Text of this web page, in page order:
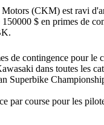
(CKM) est ravi
$ en primes de
de contingence pour le
dans toutes les
Superbike
par course pour les